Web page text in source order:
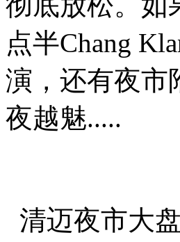
点半Chang
演，还有夜市
夜越魅.....
清迈夜市大盘